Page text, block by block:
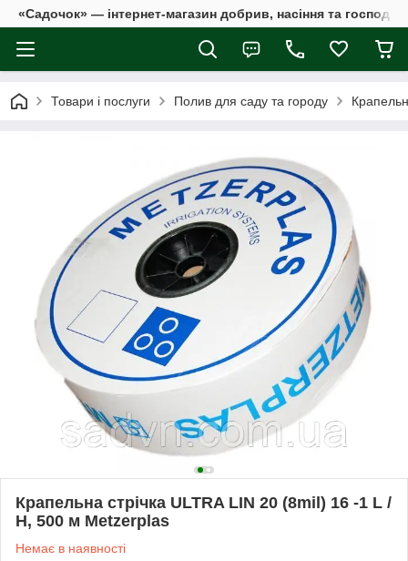
«Садочок» — інтернет-магазин добрив, насіння та
Товари і послуги Полив для саду та городу
Крапельна стрічка ULTRA LIN 20 (8mil) 16 -1 L /
H, 500 м Metzerplas
Немає в наявності